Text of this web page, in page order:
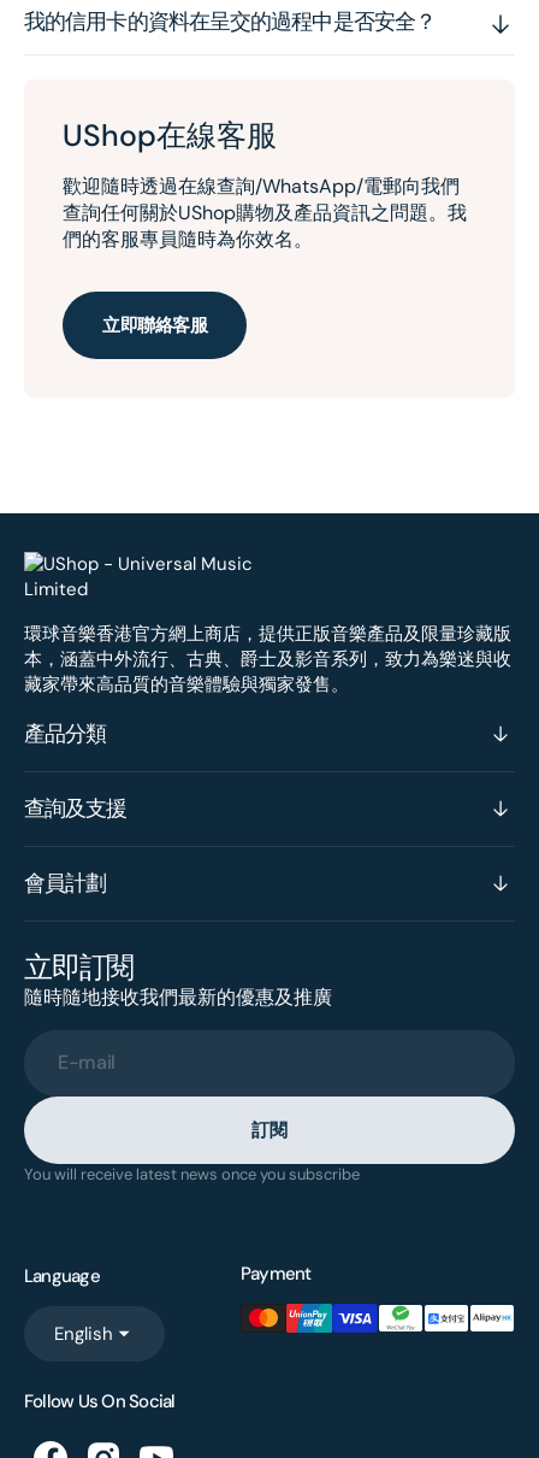
我的信用卡的資料在呈交的過程中是否安全？
UShop在線客服
歡迎隨時透過在線查詢/WhatsApp/電郵向我們
查詢任何關於UShop購物及產品資訊之問題。我
們的客服專員隨時為你效名。
立即聯絡客服
環球音樂香港官方網上商店，提供正版音樂產品及限量珍藏版
本，涵蓋中外流行、古典、爵士及影音系列，致力為樂迷與收
藏家帶來高品質的音樂體驗與獨家發售。
產品分類
查詢及支援
會員計劃
立即訂閱
隨時隨地接收我們最新的優惠及推廣
E-mail
訂閱
You will receive latest news once you subscribe
Language
English
Payment
Follow Us On Social